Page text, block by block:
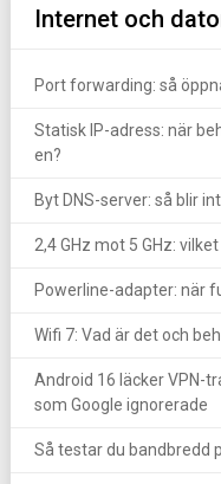
Internet och
Port forwarding: så
Statisk IP-adress: när
en?
Byt DNS-server: så blir
2,4 GHz mot 5 GHz:
Powerline-adapter: när
Wifi 7: Vad är det och
Android 16 läcker VPN-
som Google ignorerade
Så testar du bandbredd